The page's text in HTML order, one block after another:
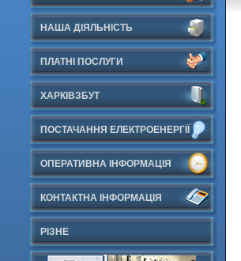
НАША ДІЯЛЬНІСТЬ
ПЛАТНІ ПОСЛУГИ
ХАРКІВЗБУТ
ПОСТАЧАННЯ ЕЛЕКТРОЕНЕРГІЇ
ОПЕРАТИВНА ІНФОРМАЦІЯ
КОНТАКТНА ІНФОРМАЦІЯ
РІЗНЕ